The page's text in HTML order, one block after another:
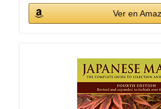
Ver en